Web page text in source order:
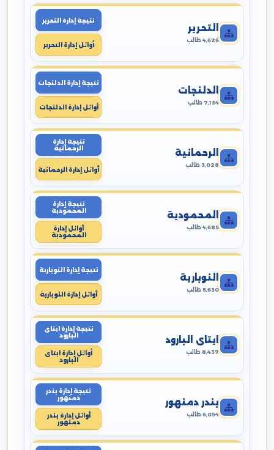
التحرير
4,626 طالب
نتيجة إدارة التحرير
أوائل إدارة التحرير
الدلنجات
7,134 طالب
نتيجة إدارة الدلنجات
أوائل إدارة الدلنجات
الرحمانية
3,028 طالب
نتيجة إدارة
الرحمانية
أوائل إدارة الرحمانية
المحمودية
4,685 طالب
نتيجة إدارة
المحمودية
أوائل إدارة
المحمودية
النوبارية
5,630 طالب
نتيجة إدارة النوبارية
أوائل إدارة النوبارية
ايتاى البارود
8,437 طالب
نتيجة إدارة ايتاى
البارود
أوائل إدارة ايتاى
البارود
بندر دمنهور
6,054 طالب
نتيجة إدارة بندر
دمنهور
أوائل إدارة بندر
دمنهور